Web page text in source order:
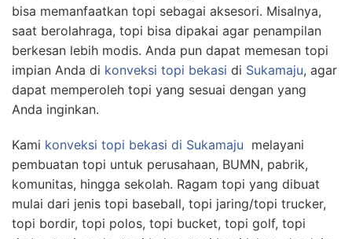
bisa memanfaatkan topi sebagai aksesori. Misalnya,
saat berolahraga, topi bisa dipakai agar penampilan
berkesan lebih modis. Anda pun dapat memesan topi
impian Anda di konveksi topi bekasi di Sukamaju, agar
dapat memperoleh topi yang sesuai dengan yang
Anda inginkan.
Kami konveksi topi bekasi di Sukamaju melayani
pembuatan topi untuk perusahaan, BUMN, pabrik,
komunitas, hingga sekolah. Ragam topi yang dibuat
mulai dari jenis topi baseball, topi jaring/topi trucker,
topi bordir, topi polos, topi bucket, topi golf, topi